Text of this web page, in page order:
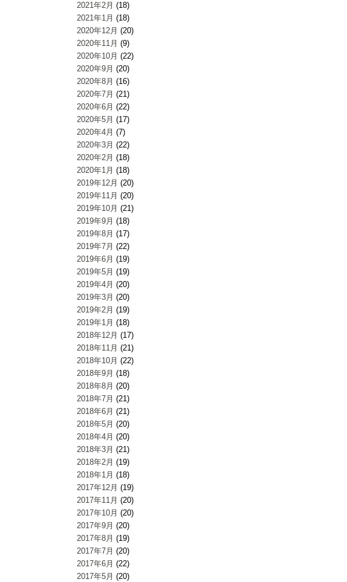
2021年2月 (18)
2021年1月 (18)
2020年12月 (20)
2020年11月 (9)
2020年10月 (22)
2020年9月 (20)
2020年8月 (16)
2020年7月 (21)
2020年6月 (22)
2020年5月 (17)
2020年4月 (7)
2020年3月 (22)
2020年2月 (18)
2020年1月 (18)
2019年12月 (20)
2019年11月 (20)
2019年10月 (21)
2019年9月 (18)
2019年8月 (17)
2019年7月 (22)
2019年6月 (19)
2019年5月 (19)
2019年4月 (20)
2019年3月 (20)
2019年2月 (19)
2019年1月 (18)
2018年12月 (17)
2018年11月 (21)
2018年10月 (22)
2018年9月 (18)
2018年8月 (20)
2018年7月 (21)
2018年6月 (21)
2018年5月 (20)
2018年4月 (20)
2018年3月 (21)
2018年2月 (19)
2018年1月 (18)
2017年12月 (19)
2017年11月 (20)
2017年10月 (20)
2017年9月 (20)
2017年8月 (19)
2017年7月 (20)
2017年6月 (22)
2017年5月 (20)